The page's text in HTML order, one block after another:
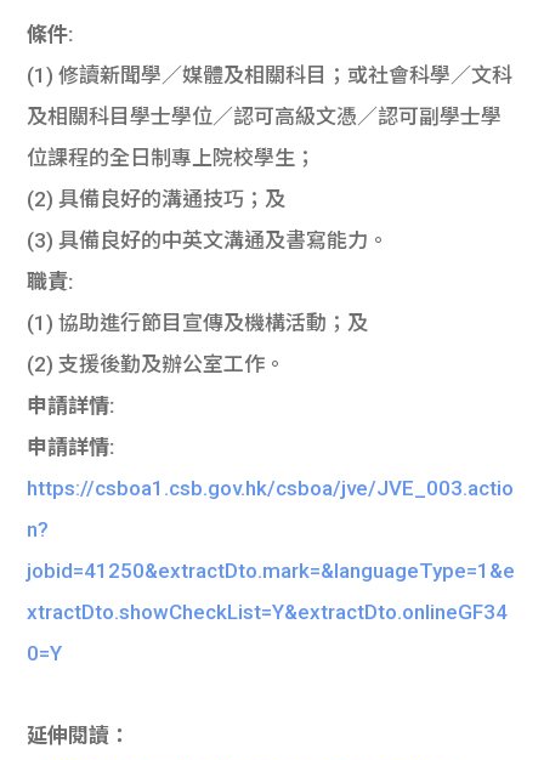
條件:
(1) 修讀新聞學／媒體及相關科目；或社會科學／文科
及相關科目學士學位／認可高級文憑／認可副學士學
位課程的全日制專上院校學生；
(2) 具備良好的溝通技巧；及
(3) 具備良好的中英文溝通及書寫能力。
職責:
(1) 協助進行節目宣傳及機構活動；及
(2) 支援後勤及辦公室工作。
申請詳情:
申請詳情:
https://csboa1.csb.gov.hk/csboa/jve/JVE_003.actio
n?
jobid=41250&extractDto.mark=&languageType=1&e
xtractDto.showCheckList=Y&extractDto.onlineGF34
0=Y
延伸閱讀：